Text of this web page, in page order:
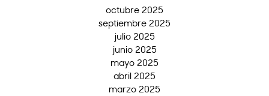
octubre 2025
septiembre 2025
julio 2025
junio 2025
mayo 2025
abril 2025
marzo 2025